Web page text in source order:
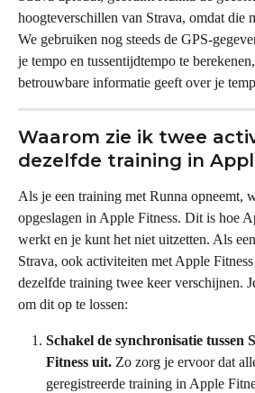
hoogteverschillen van Strava, omdat die
We gebruiken nog steeds de GPS-
je tempo en tussentijdtempo te
betrouwbare informatie geeft over je
Waarom zie ik twee
dezelfde training in
Als je een training met Runna opneemt,
opgeslagen in Apple Fitness. Dit is hoe
werkt en je kunt het niet uitzetten. Als
Strava, ook activiteiten met Apple
dezelfde training twee keer verschijnen.
om dit op te lossen:
Schakel de synchronisatie tussen
Fitness uit. Zo zorg je ervoor dat
geregistreerde training in Apple